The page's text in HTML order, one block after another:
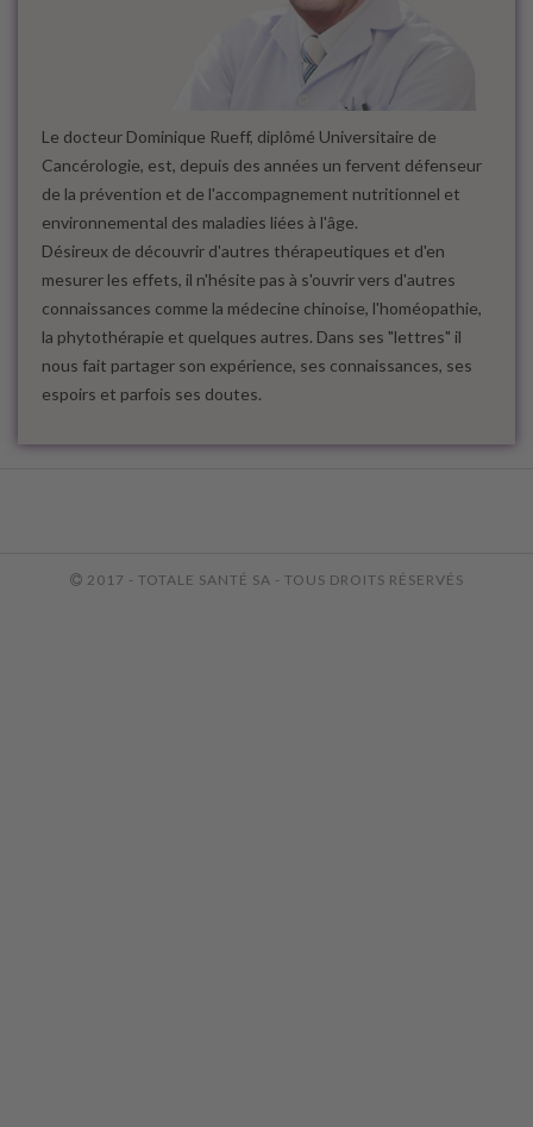
Le docteur Dominique Rueff, diplômé Universitaire de
Cancérologie, est, depuis des années un fervent défenseur
de la prévention et de l'accompagnement nutritionnel et
environnemental des maladies liées à l'âge.
Désireux de découvrir d'autres thérapeutiques et d'en
mesurer les effets, il n'hésite pas à s'ouvrir vers d'autres
connaissances comme la médecine chinoise, l'homéopathie,
la phytothérapie et quelques autres. Dans ses "lettres" il
nous fait partager son expérience, ses connaissances, ses
espoirs et parfois ses doutes.
2017 - TOTALE SANTÉ SA - TOUS DROITS RÉSERVÉS